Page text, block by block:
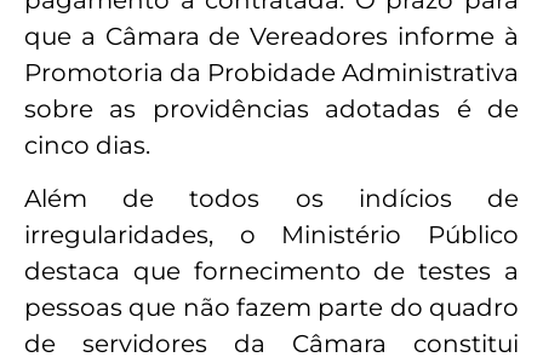
que a Câmara de Vereadores informe à
Promotoria da Probidade Administrativa
sobre as providências adotadas é de
cinco dias.
Além de todos os indícios de
irregularidades, o Ministério Público
destaca que fornecimento de testes a
pessoas que não fazem parte do quadro
de servidores da Câmara constitui